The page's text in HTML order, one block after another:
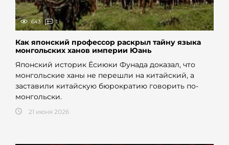
643 1
Как японский профессор раскрыл тайну языка
монгольских ханов империи Юань
Японский историк Ёсиюки Фунада доказал, что
монгольские ханы не перешли на китайский, а
заставили китайскую бюрократию говорить по-
монгольски.
21 июня 2026